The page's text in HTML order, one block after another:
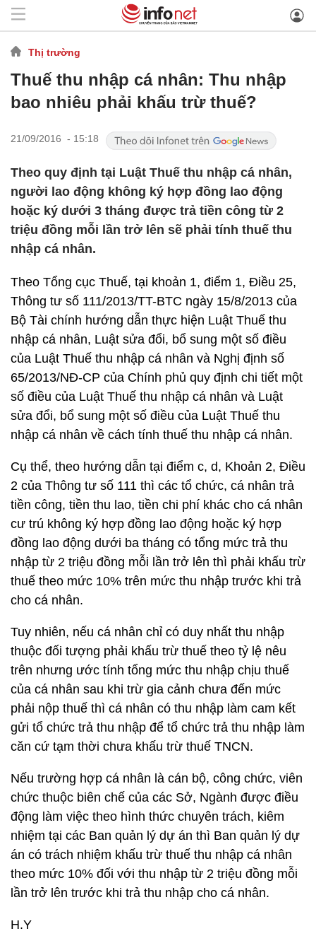
Thị trường
Thuế thu nhập cá nhân: Thu nhập
bao nhiêu phải khấu trừ thuế?
21/09/2016 - 15:18
Theo quy định tại Luật Thuế thu nhập cá nhân,
người lao động không ký hợp đồng lao động
hoặc ký dưới 3 tháng được trả tiền công từ 2
triệu đồng mỗi lần trở lên sẽ phải tính thuế thu
nhập cá nhân.
Theo Tổng cục Thuế, tại khoản 1, điểm 1, Điều 25,
Thông tư số 111/2013/TT-BTC ngày 15/8/2013 của
Bộ Tài chính hướng dẫn thực hiện Luật Thuế thu
nhập cá nhân, Luật sửa đổi, bổ sung một số điều
của Luật Thuế thu nhập cá nhân và Nghị định số
65/2013/NĐ-CP của Chính phủ quy định chi tiết một
số điều của Luật Thuế thu nhập cá nhân và Luật
sửa đổi, bổ sung một số điều của Luật Thuế thu
nhập cá nhân về cách tính thuế thu nhập cá nhân.
Cụ thể, theo hướng dẫn tại điểm c, d, Khoản 2, Điều
2 của Thông tư số 111 thì các tổ chức, cá nhân trả
tiền công, tiền thu lao, tiền chi phí khác cho cá nhân
cư trú không ký hợp đồng lao động hoặc ký hợp
đồng lao động dưới ba tháng có tổng mức trả thu
nhập từ 2 triệu đồng mỗi lần trở lên thì phải khấu trừ
thuế theo mức 10% trên mức thu nhập trước khi trả
cho cá nhân.
Tuy nhiên, nếu cá nhân chỉ có duy nhất thu nhập
thuộc đối tượng phải khấu trừ thuế theo tỷ lệ nêu
trên nhưng ước tính tổng mức thu nhập chịu thuế
của cá nhân sau khi trừ gia cảnh chưa đến mức
phải nộp thuế thì cá nhân có thu nhập làm cam kết
gửi tổ chức trả thu nhập để tổ chức trả thu nhập làm
căn cứ tạm thời chưa khấu trừ thuế TNCN.
Nếu trường hợp cá nhân là cán bộ, công chức, viên
chức thuộc biên chế của các Sở, Ngành được điều
động làm việc theo hình thức chuyên trách, kiêm
nhiệm tại các Ban quản lý dự án thì Ban quản lý dự
án có trách nhiệm khấu trừ thuế thu nhập cá nhân
theo mức 10% đối với thu nhập từ 2 triệu đồng mỗi
lần trở lên trước khi trả thu nhập cho cá nhân.
H.Y